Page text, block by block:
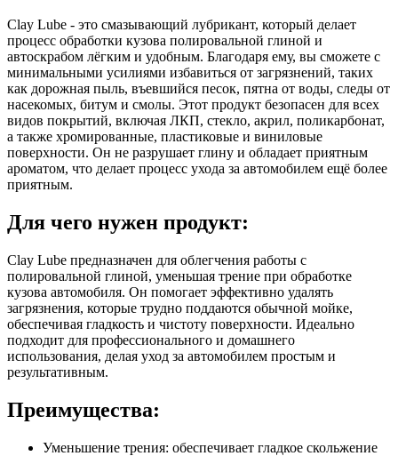
Clay Lube - это смазывающий лубрикант, который делает
процесс обработки кузова полировальной глиной и
автоскрабом лёгким и удобным. Благодаря ему, вы сможете с
минимальными усилиями избавиться от загрязнений, таких
как дорожная пыль, въевшийся песок, пятна от воды, следы от
насекомых, битум и смолы. Этот продукт безопасен для всех
видов покрытий, включая ЛКП, стекло, акрил, поликарбонат,
а также хромированные, пластиковые и виниловые
поверхности. Он не разрушает глину и обладает приятным
ароматом, что делает процесс ухода за автомобилем ещё более
приятным.
Для чего нужен продукт:
Clay Lube предназначен для облегчения работы с
полировальной глиной, уменьшая трение при обработке
кузова автомобиля. Он помогает эффективно удалять
загрязнения, которые трудно поддаются обычной мойке,
обеспечивая гладкость и чистоту поверхности. Идеально
подходит для профессионального и домашнего
использования, делая уход за автомобилем простым и
результативным.
Преимущества:
Уменьшение трения: обеспечивает гладкое скольжение